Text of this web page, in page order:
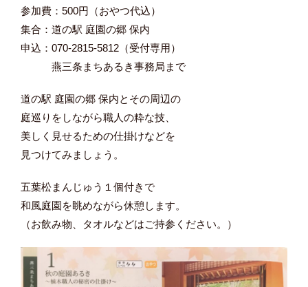
参加費：500円（おやつ代込）
集合：道の駅 庭園の郷 保内
申込：070-2815-5812（受付専用）
燕三条まちあるき事務局まで
道の駅 庭園の郷 保内とその周辺の
庭巡りをしながら職人の粋な技、
美しく見せるための仕掛けなどを
見つけてみましょう。
五葉松まんじゅう１個付きで
和風庭園を眺めながら休憩します。
（お飲み物、タオルなどはご持参ください。）